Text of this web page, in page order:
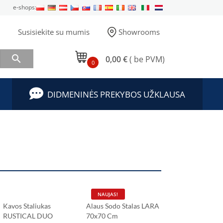
e-shops:
Susisiekite su mumis Showrooms
 0 0,00 €( be PVM)
DIDMENINĖS PREKYBOS UŽKLAUSA
Kavos Staliukas
RUSTICAL DUO
Alaus Sodo Stalas LARA
70x70 Cm
NAUJAS!